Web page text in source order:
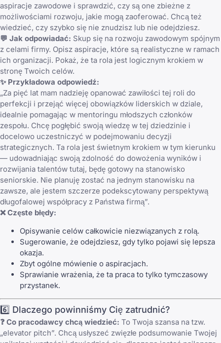
aspiracje zawodowe i sprawdzić, czy są one zbieżne z
możliwościami rozwoju, jakie mogą zaoferować. Chcą też
wiedzieć, czy szybko się nie znudzisz lub nie odejdziesz.
💬 Jak odpowiadać: Skup się na rozwoju zawodowym spójnym
z celami firmy. Opisz aspiracje, które są realistyczne w ramach
ich organizacji. Pokaż, że ta rola jest logicznym krokiem w
stronę Twoich celów.
✨ Przykładowa odpowiedź:
„Za pięć lat mam nadzieję opanować zawiłości tej roli do
perfekcji i przejąć więcej obowiązków liderskich w dziale,
idealnie pomagając w mentoringu młodszych członków
zespołu. Chcę pogłębić swoją wiedzę w tej dziedzinie i
docelowo uczestniczyć w podejmowaniu decyzji
strategicznych. Ta rola jest świetnym krokiem w tym kierunku
— udowadniając swoją zdolność do dowożenia wyników i
rozwijania talentów tutaj, będę gotowy na stanowisko
seniorskie. Nie planuję zostać na jednym stanowisku na
zawsze, ale jestem szczerze podekscytowany perspektywą
długofalowej współpracy z Państwa firmą”.
❌ Częste błędy:
Opisywanie celów całkowicie niezwiązanych z rolą.
Sugerowanie, że odejdziesz, gdy tylko pojawi się lepsza
okazja.
Zbyt ogólne mówienie o aspiracjach.
Sprawianie wrażenia, że ta praca to tylko tymczasowy
przystanek.
6️⃣ Dlaczego powinniśmy Cię zatrudnić?
❓ Co pracodawcy chcą wiedzieć: To Twoja szansa na tzw.
„elevator pitch”. Chcą usłyszeć zwięzłe podsumowanie Twojej